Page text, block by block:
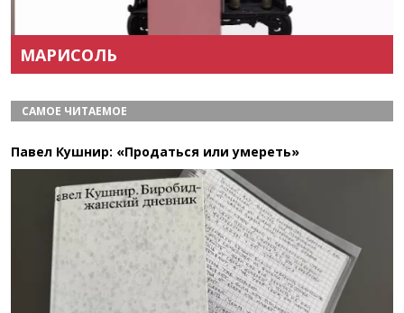
МАРИСОЛЬ
САМОЕ ЧИТАЕМОЕ
Павел Кушнир: «Продаться или умереть»